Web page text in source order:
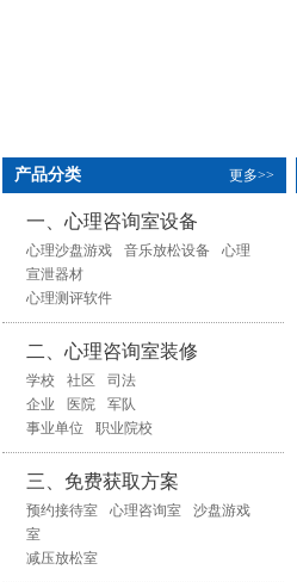
更多>>
产品分类
一、心理咨询室设备
心理沙盘游戏 音乐放松设备
心理
宣泄器材
心理测评软件
二、心理咨询室装修
学校 社区
司法
企业
医院
军队
事业单位
职业院校
三、免费获取方案
预约接待室 心理咨询室
沙盘游戏
室
减压放松室